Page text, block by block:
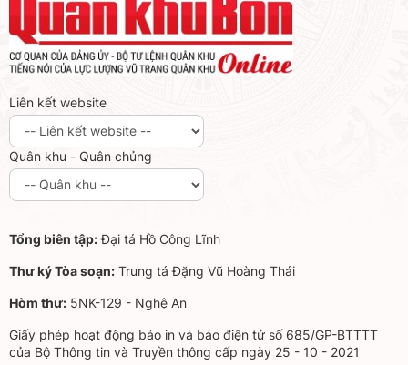
Liên kết website
Quân khu - Quân chủng
Tổng biên tập:Đại tá Hồ Công Lĩnh
Thư ký Tòa soạn: Trung tá Đặng Vũ Hoàng Thái
Hòm thư: 5NK-129 - Nghệ An
Giấy phép hoạt động báo in và báo điện tử số 685/GP-BTTTT
của Bộ Thông tin và Truyền thông cấp ngày 25 - 10 - 2021